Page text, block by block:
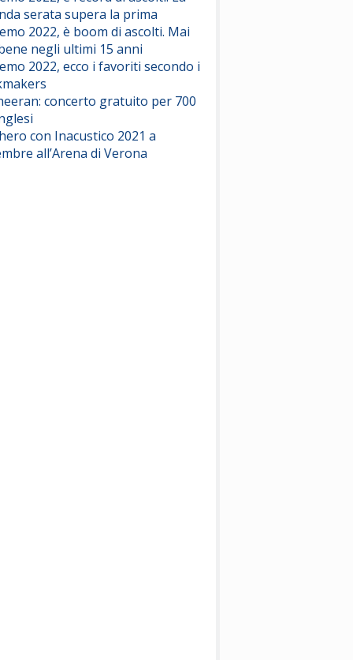
serata supera la prima
2022, è boom di ascolti. Mai
negli ultimi 15 anni
2022, ecco i favoriti secondo i
concerto gratuito per 700
con Inacustico 2021 a
all’Arena di Verona